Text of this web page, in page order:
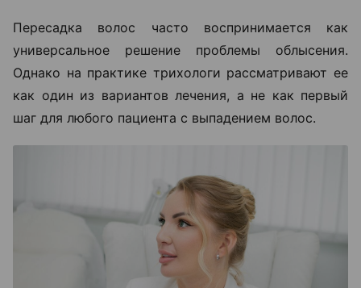
Пересадка волос часто воспринимается как
универсальное решение проблемы облысения.
Однако на практике трихологи рассматривают ее
как один из вариантов лечения, а не как первый
шаг для любого пациента с выпадением волос.